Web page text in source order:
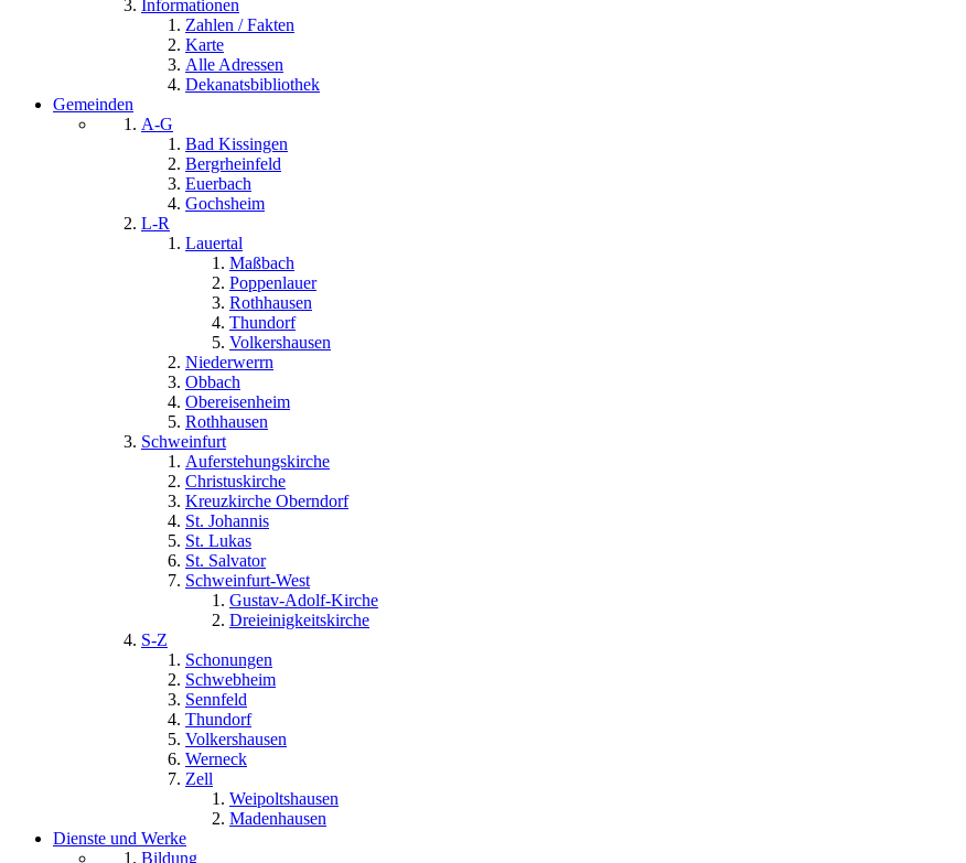
Informationen
Zahlen / Fakten
Karte
Alle Adressen
Dekanatsbibliothek
Gemeinden
A-G
Bad Kissingen
Bergrheinfeld
Euerbach
Gochsheim
L-R
Lauertal
Maßbach
Poppenlauer
Rothhausen
Thundorf
Volkershausen
Niederwerrn
Obbach
Obereisenheim
Rothhausen
Schweinfurt
Auferstehungskirche
Christuskirche
Kreuzkirche Oberndorf
St. Johannis
St. Lukas
St. Salvator
Schweinfurt-West
Gustav-Adolf-Kirche
Dreieinigkeitskirche
S-Z
Schonungen
Schwebheim
Sennfeld
Thundorf
Volkershausen
Werneck
Zell
Weipoltshausen
Madenhausen
Dienste und Werke
Bildung